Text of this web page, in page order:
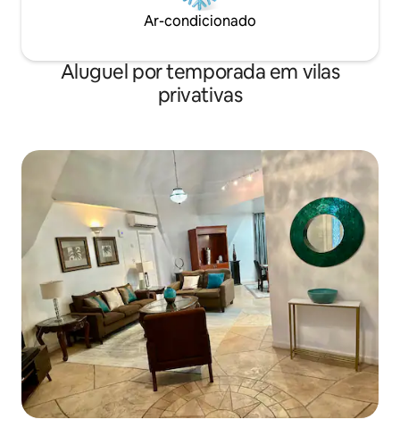
Ar-condicionado
Aluguel por temporada em vilas
privativas